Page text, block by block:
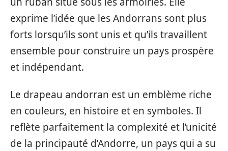
exprime l’idée que les Andorrans sont plus
forts lorsqu’ils sont unis et qu’ils travaillent
ensemble pour construire un pays prospère
et indépendant.
Le drapeau andorran est un emblème riche
en couleurs, en histoire et en symboles. Il
reflète parfaitement la complexité et l’unicité
de la principauté d’Andorre, un pays qui a su